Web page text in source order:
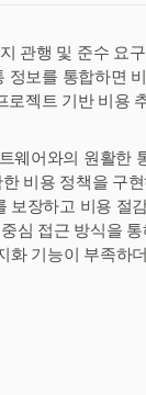
관행 및 준수 요
정보를 통합하면
젝트 기반 비용
웨어와의 원활한
비용 정책을 구
보장하고 비용 절
심 접근 방식을
화 기능이 부족하